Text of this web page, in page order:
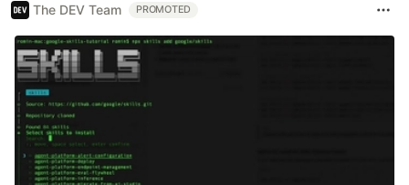
The DEV Team PROMOTED